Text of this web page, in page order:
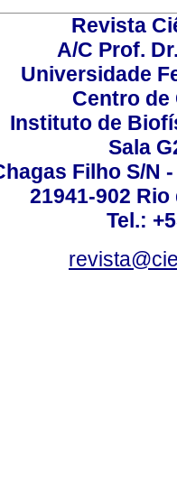
Revista
A/C Prof.
Universidade
Centro de
Instituto de
Sala
Filho S/N
21941-902
Tel.: